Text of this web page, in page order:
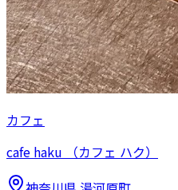
カフェ
cafe haku （カフェ ハク）